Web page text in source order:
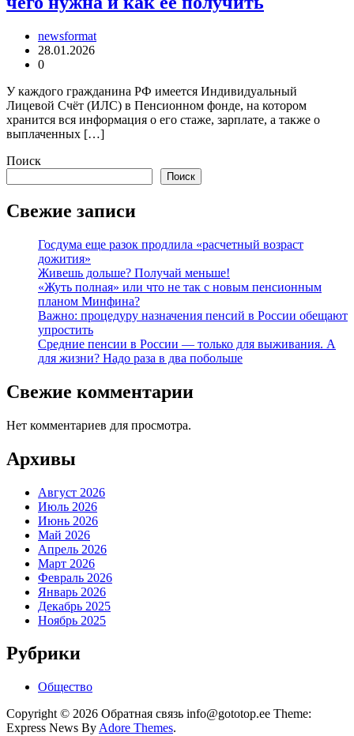
newsformat
28.01.2026
0
У каждого гражданина РФ имеется Индивидуальный
Лицевой Счёт (ИЛС) в Пенсионном фонде, на котором
хранится вся информация о его стаже, зарплате, а также о
выплаченных […]
Поиск
Поиск
Свежие записи
Госдума еще разок продлила «расчетный возраст
дожития»
Живешь дольше? Получай меньше!
«Жуть полная» или что не так с новым пенсионным
планом Минфина?
Важно: процедуру назначения пенсий в России обещают
упростить
Средние пенсии в России — только для выживания. А
для жизни? Надо раза в два побольше
Свежие комментарии
Нет комментариев для просмотра.
Архивы
Август 2026
Июль 2026
Июнь 2026
Май 2026
Апрель 2026
Март 2026
Февраль 2026
Январь 2026
Декабрь 2025
Ноябрь 2025
Рубрики
Общество
Copyright © 2026 Обратная связь info@gototop.ee Theme:
Express News By Adore Themes.